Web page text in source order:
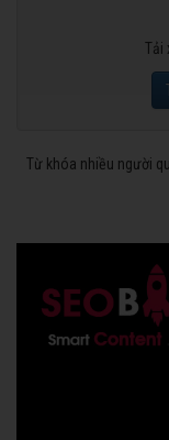
Tải
Từ khóa nhiều người